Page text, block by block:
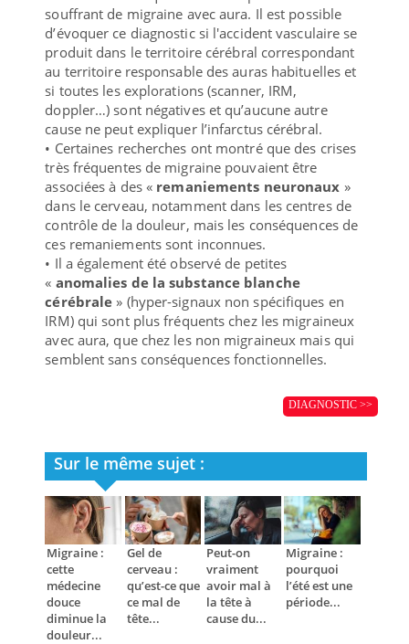
souffrant de migraine avec aura. Il est possible
d’évoquer ce diagnostic si l'accident vasculaire se
produit dans le territoire cérébral correspondant
au territoire responsable des auras habituelles et
si toutes les explorations (scanner, IRM,
doppler…) sont négatives et qu’aucune autre
cause ne peut expliquer l’infarctus cérébral.
• Certaines recherches ont montré que des crises
très fréquentes de migraine pouvaient être
associées à des « remaniements neuronaux »
dans le cerveau, notamment dans les centres de
contrôle de la douleur, mais les conséquences de
ces remaniements sont inconnues.
• Il a également été observé de petites
« anomalies de la substance blanche
cérébrale » (hyper-signaux non spécifiques en
IRM) qui sont plus fréquents chez les migraineux
avec aura, que chez les non migraineux mais qui
semblent sans conséquences fonctionnelles.
DIAGNOSTIC >>
Sur le même sujet :
Migraine :
cette
médecine
douce
diminue la
douleur...
Gel de
cerveau :
qu’est-ce que
ce mal de
tête...
Peut-on
vraiment
avoir mal à
la tête à
cause du...
Migraine :
pourquoi
l’été est une
période...